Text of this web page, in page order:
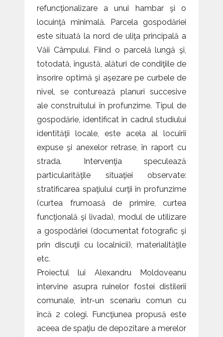
refuncţionalizare a unui hambar şi o
locuinţă minimală. Parcela gospodăriei
este situată la nord de uliţa principală a
Văii Câmpului. Fiind o parcelă lungă şi,
totodată, îngustă, alături de condiţiile de
însorire optimă şi aşezare pe curbele de
nivel, se conturează planuri succesive
ale construitului în profunzime. Tipul de
gospodărie, identificat în cadrul studiului
identităţii locale, este acela al locuirii
expuse şi anexelor retrase, în raport cu
strada. Intervenţia speculează
particularităţile situaţiei observate:
stratificarea spaţiului curţii în profunzime
(curtea frumoasă de primire, curtea
funcţională şi livada), modul de utilizare
a gospodăriei (documentat fotografic şi
prin discuţii cu localnicii), materialităţile
etc.
Proiectul lui Alexandru Moldoveanu
intervine asupra ruinelor fostei distilerii
comunale, într-un scenariu comun cu
încă 2 colegi. Funcţiunea propusă este
aceea de spaţiu de depozitare a merelor